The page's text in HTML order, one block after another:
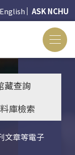
English ASK NCHU
藏查詢
庫檢索
文章等電子